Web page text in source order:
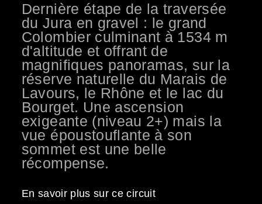
Dernière étape de la traversée
du Jura en gravel : le grand
Colombier culminant à 1534 m
d'altitude et offrant de
magnifiques panoramas, sur la
réserve naturelle du Marais de
Lavours, le Rhône et le lac du
Bourget. Une ascension
exigeante (niveau 2+) mais la
vue époustouflante à son
sommet est une belle
récompense.
En savoir plus sur ce circuit